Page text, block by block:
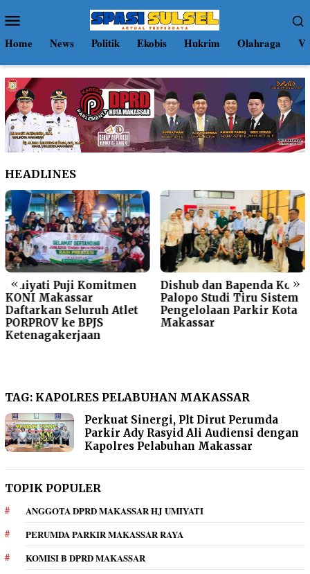
ke
kontenMobile
Home News Politik Ekobis Hukrim Olahraga
HEADLINES
« »
Umiyati Puji Komitmen
KONI Makassar
Daftarkan Seluruh Atlet
PORPROV ke BPJS
Ketenagakerjaan
Dishub dan Bapenda Kota
Palopo Studi Tiru Sistem
Pengelolaan Parkir Kota
Makassar
TAG: KAPOLRES PELABUHAN MAKASSAR
Perkuat Sinergi, Plt Dirut Perumda
Parkir Ady Rasyid Ali Audiensi dengan
Kapolres Pelabuhan Makassar
TOPIK POPULER
ANGGOTA DPRD MAKASSAR HJ UMIYATI
PERUMDA PARKIR MAKASSAR RAYA
KOMISI B DPRD MAKASSAR